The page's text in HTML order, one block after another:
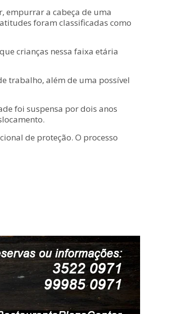
empurrar a cabeça de uma
foram classificadas como
crianças nessa faixa etária
trabalho, além de uma possível
foi suspensa por dois anos
de proteção. O processo